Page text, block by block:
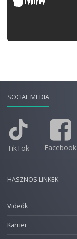
SOCIAL MEDIA
TikTok Facebook
HASZNOS LINKEK
Videók
Karrier